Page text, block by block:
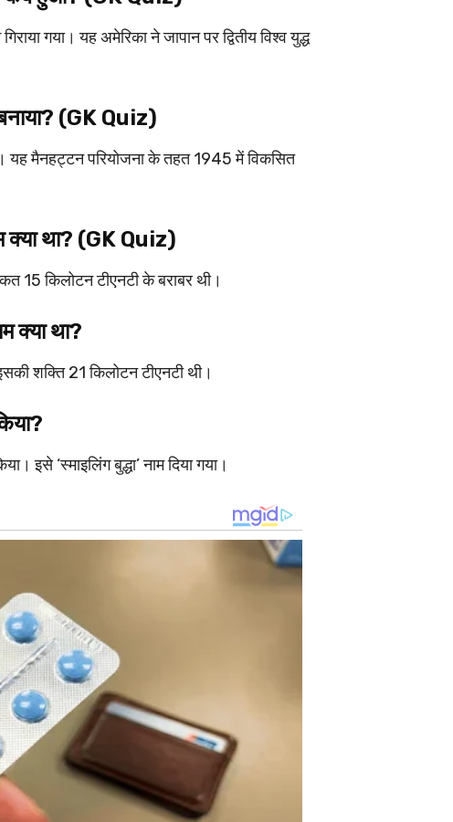
गया। यह अमेरिका ने जापान पर द्वितीय विश्व युद्ध
(GK Quiz)
यह मैनहट्टन परियोजना के तहत 1945 में विकसित
क्या था? (GK Quiz)
15 किलोटन टीएनटी के बराबर थी।
क्या था?
शक्ति 21 किलोटन टीएनटी थी।
इसे ‘स्माइलिंग बुद्धा’ नाम दिया गया।